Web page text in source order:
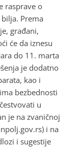
rasprave o
Prema
građani,
će da iznesu
do 11. marta
je dodatno
kao i
bezbednosti
u
je na zvaničnoj
i na
i sugestije